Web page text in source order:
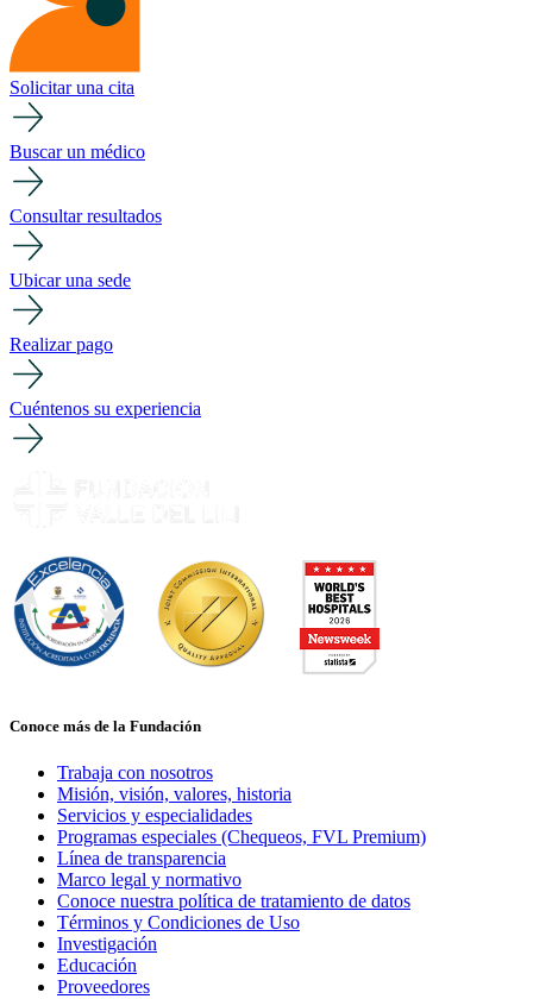
Solicitar una cita
Buscar un médico
Consultar resultados
Ubicar una sede
Realizar pago
Cuéntenos su experiencia
Conoce más de la Fundación
Trabaja con nosotros
Misión, visión, valores, historia
Servicios y especialidades
Programas especiales (Chequeos, FVL Premium)
Línea de transparencia
Marco legal y normativo
Conoce nuestra política de tratamiento de datos
Términos y Condiciones de Uso
Investigación
Educación
Proveedores